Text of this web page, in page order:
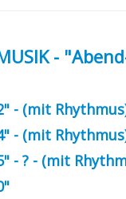
MUSIK -
- (mit
- (mit
- ? - (mit